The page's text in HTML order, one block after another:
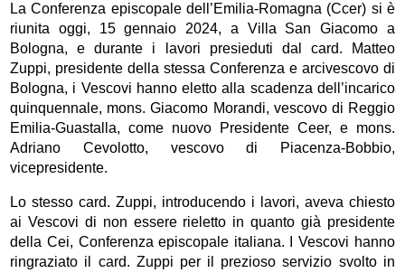
La Conferenza episcopale dell’Emilia-Romagna (Ccer) si è
riunita oggi, 15 gennaio 2024, a Villa San Giacomo a
Bologna, e durante i lavori presieduti dal card. Matteo
Zuppi, presidente della stessa Conferenza e arcivescovo di
Bologna, i Vescovi hanno eletto alla scadenza dell’incarico
quinquennale, mons. Giacomo Morandi, vescovo di Reggio
Emilia-Guastalla, come nuovo Presidente Ceer, e mons.
Adriano Cevolotto, vescovo di Piacenza-Bobbio,
vicepresidente.
Lo stesso card. Zuppi, introducendo i lavori, aveva chiesto
ai Vescovi di non essere rieletto in quanto già presidente
della Cei, Conferenza episcopale italiana. I Vescovi hanno
ringraziato il card. Zuppi per il prezioso servizio svolto in